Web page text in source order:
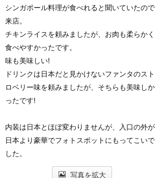
シンガポール料理が食べれると聞いていたので
来店。
チキンライスを頼みましたが、お肉も柔らかく
食べやすかったです。
味も美味しい!
ドリンクは日本だと見かけないファンタのスト
ロベリー味を頼みましたが、そちらも美味しか
ったです!
内装は日本とほぼ変わりませんが、入口の外が
日本より豪華でフォトスポットにもってこいで
した。
写真を拡大